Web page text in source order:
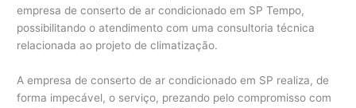
empresa de conserto de ar condicionado em SP Tempo,
possibilitando o atendimento com uma consultoria técnica
relacionada ao projeto de climatização.
A empresa de conserto de ar condicionado em SP realiza, de
forma impecável, o serviço, prezando pelo compromisso com